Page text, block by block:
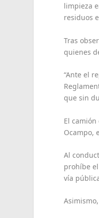
limpieza
residuos
Tras
quienes
“Ante el
que sin
El
Ocampo,
Al
prohíbe
vía